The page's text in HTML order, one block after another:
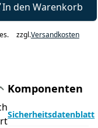
In den Warenkorb
zzgl.Versandkosten
Komponenten
Sicherheitsdatenblatt